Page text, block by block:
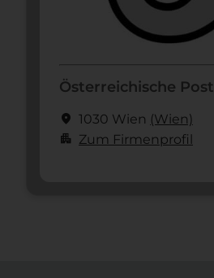
Österreichische Post
location_on 1030 Wien (Wien)
apartment Zum Firmenprofil